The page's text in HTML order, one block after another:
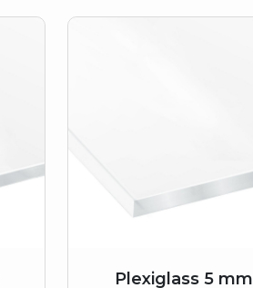
Plexiglass 5 mm